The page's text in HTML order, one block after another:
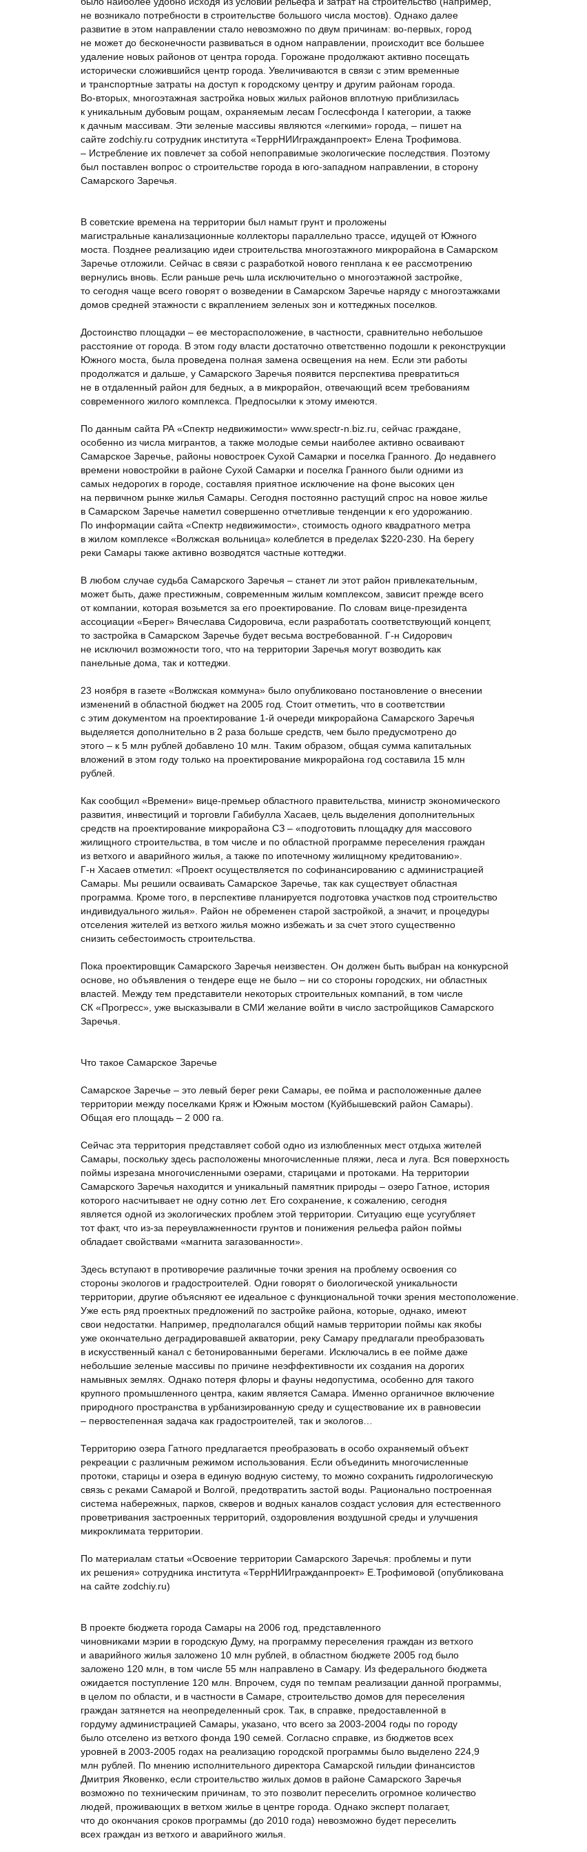
не возникало потребности в строительстве большого числа мостов). Однако далее
развитие в этом направлении стало невозможно по двум причинам: во-первых, город
не может до бесконечности развиваться в одном направлении, происходит все большее
удаление новых районов от центра города. Горожане продолжают активно посещать
исторически сложившийся центр города. Увеличиваются в связи с этим временные
и транспортные затраты на доступ к городскому центру и другим районам города.
Во-вторых, многоэтажная застройка новых жилых районов вплотную приблизилась
к уникальным дубовым рощам, охраняемым лесам Гослесфонда I категории, а также
к дачным массивам. Эти зеленые массивы являются «легкими» города, – пишет на
сайте zodchiy.ru сотрудник института «ТеррНИИгражданпроект» Елена Трофимова.
– Истребление их повлечет за собой непоправимые экологические последствия. Поэтому
был поставлен вопрос о строительстве города в юго-западном направлении, в сторону
Самарского Заречья.
В советские времена на территории был намыт грунт и проложены
магистральные канализационные коллекторы параллельно трассе, идущей от Южного
моста. Позднее реализацию идеи строительства многоэтажного микрорайона в Самарском
Заречье отложили. Сейчас в связи с разработкой нового генплана к ее рассмотрению
вернулись вновь. Если раньше речь шла исключительно о многоэтажной застройке,
то сегодня чаще всего говорят о возведении в Самарском Заречье наряду с многоэтажками
домов средней этажности с вкраплением зеленых зон и коттеджных поселков.
Достоинство площадки – ее месторасположение, в частности, сравнительно небольшое
расстояние от города. В этом году власти достаточно ответственно подошли к реконструкции
Южного моста, была проведена полная замена освещения на нем. Если эти работы
продолжатся и дальше, у Самарского Заречья появится перспектива превратиться
не в отдаленный район для бедных, а в микрорайон, отвечающий всем требованиям
современного жилого комплекса. Предпосылки к этому имеются.
По данным сайта РА «Спектр недвижимости» www.spectr-n.biz.ru, сейчас граждане,
особенно из числа мигрантов, а также молодые семьи наиболее активно осваивают
Самарское Заречье, районы новостроек Сухой Самарки и поселка Гранного. До недавнего
времени новостройки в районе Сухой Самарки и поселка Гранного были одними из
самых недорогих в городе, составляя приятное исключение на фоне высоких цен
на первичном рынке жилья Самары. Сегодня постоянно растущий спрос на новое жилье
в Самарском Заречье наметил совершенно отчетливые тенденции к его удорожанию.
По информации сайта «Спектр недвижимости», стоимость одного квадратного метра
в жилом комплексе «Волжская вольница» колеблется в пределах $220-230. На берегу
реки Самары также активно возводятся частные коттеджи.
В любом случае судьба Самарского Заречья – станет ли этот район привлекательным,
может быть, даже престижным, современным жилым комплексом, зависит прежде всего
от компании, которая возьмется за его проектирование. По словам вице-президента
ассоциации «Берег» Вячеслава Сидоровича, если разработать соответствующий концепт,
то застройка в Самарском Заречье будет весьма востребованной. Г-н Сидорович
не исключил возможности того, что на территории Заречья могут возводить как
панельные дома, так и коттеджи.
23 ноября в газете «Волжская коммуна» было опубликовано постановление о внесении
изменений в областной бюджет на 2005 год. Стоит отметить, что в соответствии
с этим документом на проектирование 1-й очереди микрорайона Самарского Заречья
выделяется дополнительно в 2 раза больше средств, чем было предусмотрено до
этого – к 5 млн рублей добавлено 10 млн. Таким образом, общая сумма капитальных
вложений в этом году только на проектирование микрорайона год составила 15 млн
рублей.
Как сообщил «Времени» вице-премьер областного правительства, министр экономического
развития, инвестиций и торговли Габибулла Хасаев, цель выделения дополнительных
средств на проектирование микрорайона СЗ – «подготовить площадку для массового
жилищного строительства, в том числе и по областной программе переселения граждан
из ветхого и аварийного жилья, а также по ипотечному жилищному кредитованию».
Г-н Хасаев отметил: «Проект осуществляется по софинансированию с администрацией
Самары. Мы решили осваивать Самарское Заречье, так как существует областная
программа. Кроме того, в перспективе планируется подготовка участков под строительство
индивидуального жилья». Район не обременен старой застройкой, а значит, и процедуры
отселения жителей из ветхого жилья можно избежать и за счет этого существенно
снизить себестоимость строительства.
Пока проектировщик Самарского Заречья неизвестен. Он должен быть выбран на конкурсной
основе, но объявления о тендере еще не было – ни со стороны городских, ни областных
властей. Между тем представители некоторых строительных компаний, в том числе
СК «Прогресс», уже высказывали в СМИ желание войти в число застройщиков Самарского
Заречья.
Что такое Самарское Заречье
Самарское Заречье – это левый берег реки Самары, ее пойма и расположенные далее
территории между поселками Кряж и Южным мостом (Куйбышевский район Самары).
Общая его площадь – 2 000 га.
Сейчас эта территория представляет собой одно из излюбленных мест отдыха жителей
Самары, поскольку здесь расположены многочисленные пляжи, леса и луга. Вся поверхность
поймы изрезана многочисленными озерами, старицами и протоками. На территории
Самарского Заречья находится и уникальный памятник природы – озеро Гатное, история
которого насчитывает не одну сотню лет. Его сохранение, к сожалению, сегодня
является одной из экологических проблем этой территории. Ситуацию еще усугубляет
тот факт, что из-за переувлажненности грунтов и понижения рельефа район поймы
обладает свойствами «магнита загазованности».
Здесь вступают в противоречие различные точки зрения на проблему освоения со
стороны экологов и градостроителей. Одни говорят о биологической уникальности
территории, другие объясняют ее идеальное с функциональной точки зрения местоположение.
Уже есть ряд проектных предложений по застройке района, которые, однако, имеют
свои недостатки. Например, предполагался общий намыв территории поймы как якобы
уже окончательно деградировавшей акватории, реку Самару предлагали преобразовать
в искусственный канал с бетонированными берегами. Исключались в ее пойме даже
небольшие зеленые массивы по причине неэффективности их создания на дорогих
намывных землях. Однако потеря флоры и фауны недопустима, особенно для такого
крупного промышленного центра, каким является Самара. Именно органичное включение
природного пространства в урбанизированную среду и существование их в равновесии
– первостепенная задача как градостроителей, так и экологов…
Территорию озера Гатного предлагается преобразовать в особо охраняемый объект
рекреации с различным режимом использования. Если объединить многочисленные
протоки, старицы и озера в единую водную систему, то можно сохранить гидрологическую
связь с реками Самарой и Волгой, предотвратить застой воды. Рационально построенная
система набережных, парков, скверов и водных каналов создаст условия для естественного
проветривания застроенных территорий, оздоровления воздушной среды и улучшения
микроклимата территории.
По материалам статьи «Освоение территории Самарского Заречья: проблемы и пути
их решения» сотрудника института «ТеррНИИгражданпроект» Е.Трофимовой (опубликована
на сайте zodchiy.ru)
В проекте бюджета города Самары на 2006 год, представленного
чиновниками мэрии в городскую Думу, на программу переселения граждан из ветхого
и аварийного жилья заложено 10 млн рублей, в областном бюджете 2005 год было
заложено 120 млн, в том числе 55 млн направлено в Самару. Из федерального бюджета
ожидается поступление 120 млн. Впрочем, судя по темпам реализации данной программы,
в целом по области, и в частности в Самаре, строительство домов для переселения
граждан затянется на неопределенный срок. Так, в справке, предоставленной в
гордуму администрацией Самары, указано, что всего за 2003-2004 годы по городу
было отселено из ветхого фонда 190 семей. Согласно справке, из бюджетов всех
уровней в 2003-2005 годах на реализацию городской программы было выделено 224,9
млн рублей. По мнению исполнительного директора Самарской гильдии финансистов
Дмитрия Яковенко, если строительство жилых домов в районе Самарского Заречья
возможно по техническим причинам, то это позволит переселить огромное количество
людей, проживающих в ветхом жилье в центре города. Однако эксперт полагает,
что до окончания сроков программы (до 2010 года) невозможно будет переселить
всех граждан из ветхого и аварийного жилья.